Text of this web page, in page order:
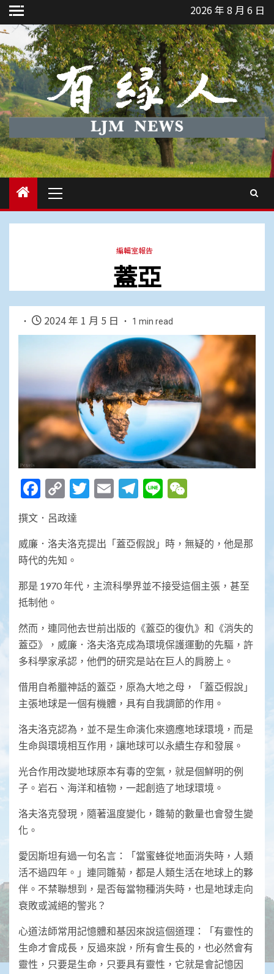
Skip
to
content
2026 年 8 月 6 日
Menu
編輯室報告
蓋亞
2024 年 1 月 5 日 1 min read
Facebook
Copy
Link
Twitter
EmailTelegram
Line
撰文．呂政達
威廉．洛夫洛克提出「蓋亞假說」時，無疑的，他是那
時代的先知。
那是 1970 年代，主流科學界並不接受這個主張，甚至
抵制他。
然而，連同他去世前出版的《蓋亞的復仇》和《消失的
蓋亞》，威廉．洛夫洛克成為環境保護運動的先驅，許
多科學家承認，他們的研究是站在巨人的肩膀上。
借用自希臘神話的蓋亞，原為大地之母，「蓋亞假說」
主張地球是一個有機體，具有自我調節的作用。
洛夫洛克認為，並不是生命演化來適應地球環境，而是
生命與環境相互作用，讓地球可以永續生存和發展。
光合作用改變地球原本有毒的空氣，就是個鮮明的例
子。岩石、海洋和植物，一起創造了地球環境。
洛夫洛克發現，隨著溫度變化，雛菊的數量也會發生變
化。
愛因斯坦有過一句名言：「當蜜蜂從地面消失時，人類
活不過四年。」連同雛菊，都是人類生活在地球上的夥
伴。不禁聯想到，是否每當物種消失時，也是地球走向
衰敗或滅絕的警兆？
心道法師常用記憶體和基因來說這個道理：「有靈性的
生命才會成長，反過來說，所有會生長的，也必然會有
靈性，只要是生命，只要具有靈性，它就是會記憶因